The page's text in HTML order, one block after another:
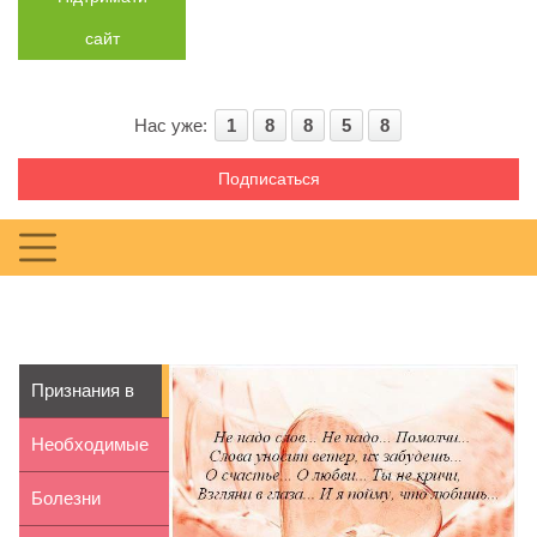
сайт
Нас уже: 1 8 8 5 8
Подписаться
Признания в
любви
Необходимые
вещи для
Болезни